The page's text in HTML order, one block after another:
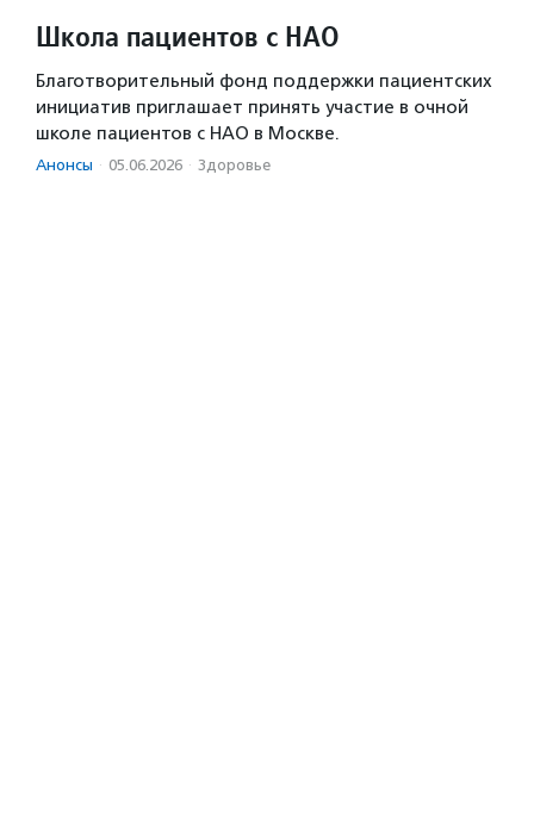
Школа пациентов с НАО
Благотворительный фонд поддержки пациентских
инициатив приглашает принять участие в очной
школе пациентов с НАО в Москве.
Анонсы · 05.06.2026 · Здоровье